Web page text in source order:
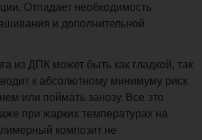
Отпадает необходимость
и дополнительной
из ДПК может быть как гладкой, так
к абсолютному минимуму риск
или поймать занозу. Все это
при жарких температурах на
композит не